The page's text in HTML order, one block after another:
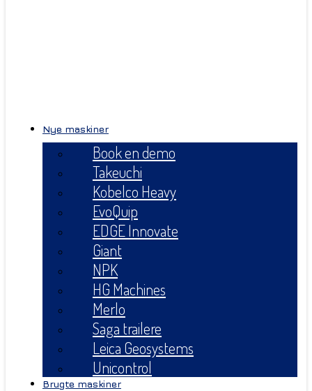
Nye maskiner
Book en demo
Takeuchi
Kobelco Heavy
EvoQuip
EDGE Innovate
Giant
NPK
HG Machines
Merlo
Saga trailere
Leica Geosystems
Unicontrol
Brugte maskiner